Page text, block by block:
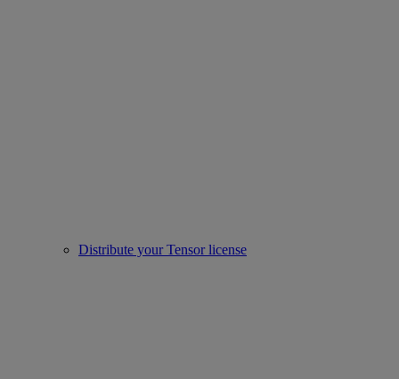
Distribute your Tensor license